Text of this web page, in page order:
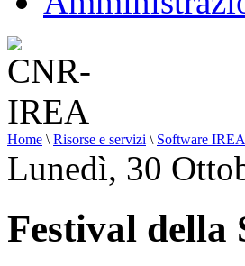
Home \ Risorse e servizi \ Software IREA
Lunedì, 30
Festival della